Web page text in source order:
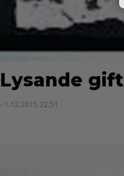
Lysande gift
- 1.12.2015 22:51